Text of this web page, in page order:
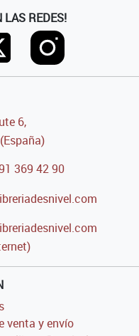
LAS REDES!
6,
369 42 90
venta y envío